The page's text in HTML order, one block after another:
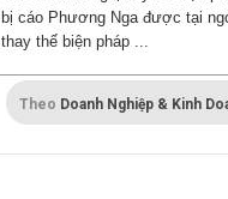
bị cáo Phương Nga được tại
thay thế biện pháp ...
Theo Doanh Nghiệp & Kinh